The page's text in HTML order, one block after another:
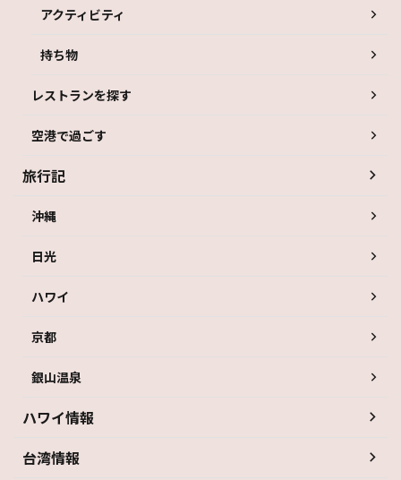
アクティビティ
持ち物
レストランを探す
空港で過ごす
旅行記
沖縄
日光
ハワイ
京都
銀山温泉
ハワイ情報
台湾情報